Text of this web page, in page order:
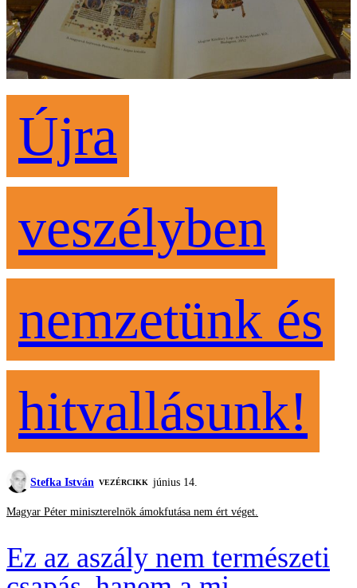
Újra
veszélyben
nemzetünk és
hitvallásunk!
Stefka István VEZÉRCIKK június 14.
Magyar Péter miniszterelnök ámokfutása nem ért véget.
Ez az aszály nem természeti